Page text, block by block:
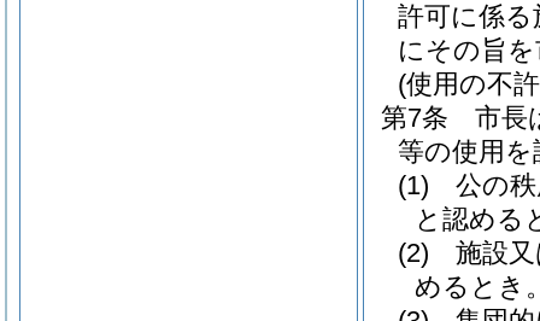
許可に係
にその旨
(使用の不
第7条
市長
等の使用
(1)
公の
と認める
(2)
施設
めるとき